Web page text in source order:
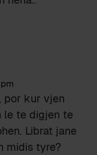
por kur vjen
le te digjen te
Librat jane
midis tyre?